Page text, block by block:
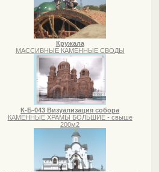
Кружала
МАССИВНЫЕ КАМЕННЫЕ СВОДЫ
К-Б-043 Визуализация собора
КАМЕННЫЕ ХРАМЫ БОЛЬШИЕ - свыше
200м2